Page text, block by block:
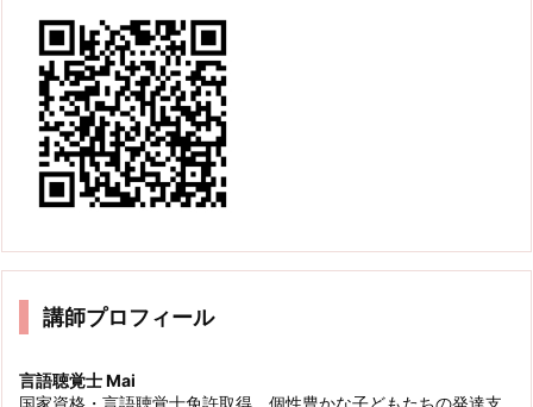
講師プロフィール
言語聴覚士 Mai
国家資格・言語聴覚士免許取得。個性豊かな子どもたちの発達支